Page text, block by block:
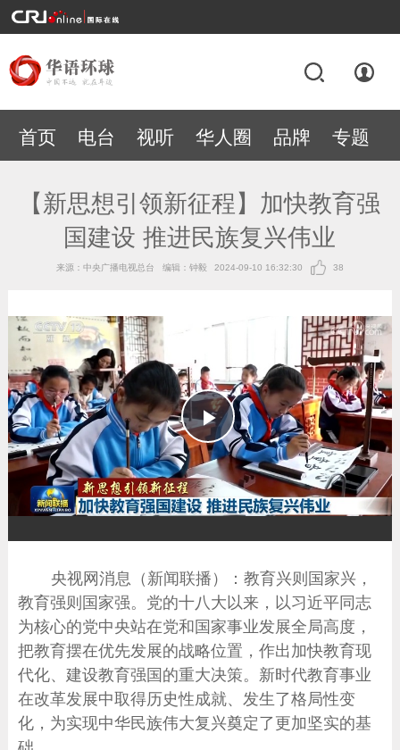
首页 电台 视听 华人圈 品牌 专题
【新思想引领新征程】加快教育强
国建设 推进民族复兴伟业
来源：中央广播电视总台 编辑：钟毅 2024-09-10 16:32:30 38
播
放
央视网消息（新闻联播）：教育兴则国家兴，
教育强则国家强。党的十八大以来，以习近平同志
为核心的党中央站在党和国家事业发展全局高度，
把教育摆在优先发展的战略位置，作出加快教育现
代化、建设教育强国的重大决策。新时代教育事业
在改革发展中取得历史性成就、发生了格局性变
化，为实现中华民族伟大复兴奠定了更加坚实的基